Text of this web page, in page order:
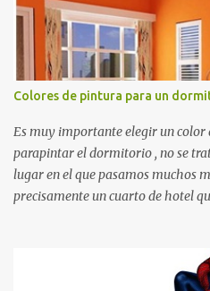
Colores de pintura para un
Es muy importante elegir un color
parapintar el dormitorio , no se
lugar en el que pasamos muchos
precisamente un cuarto de hotel
cómodo y también para nuestra
sugerencias que pueden brindar la